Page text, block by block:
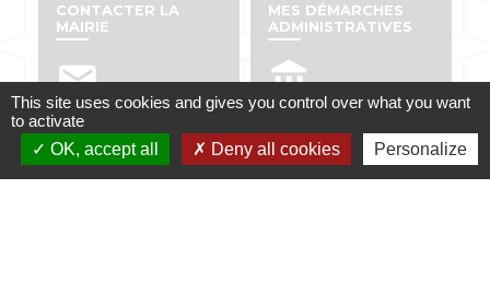
CONTACTER LA
MAIRIE
email
MES DÉMARCHES
ADMINISTRATIVES
account_balance
NUMÉROS UTILES PUBLICATIONS
This site uses cookies and gives you control over what you want
to activate
OK, accept all
Deny all cookies Personalize